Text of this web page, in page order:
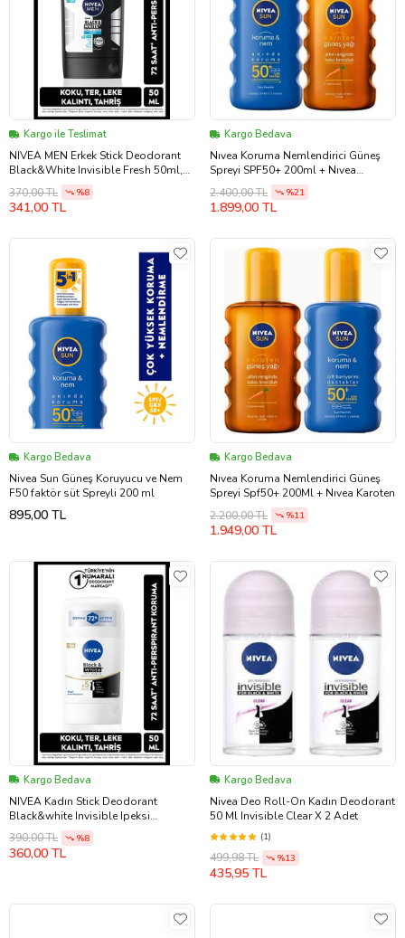
Kargo ile Teslimat
NIVEA MEN Erkek Stick Deodorant
Black&White Invisible Fresh 50ml,
72 Saat Anti-perspirant Ter
Koruması
370,00 TL %8
341,00 TL
Kargo Bedava
Nıvea Koruma Nemlendirici Güneş
Spreyi SPF50+ 200ml + Nıvea
Karoten Güneş Yağı 200 ml Sprey
2.400,00 TL %21
1.899,00 TL
Kargo Bedava
Nivea Sun Güneş Koruyucu ve Nem
F50 faktör süt Spreyli 200 ml
895,00 TL
Kargo Bedava
Nıvea Koruma Nemlendirici Güneş
Spreyi Spf50+ 200Ml + Nıvea Karoten
2.200,00 TL
%11
1.949,00 TL
Kargo Bedava
NIVEA Kadın Stick Deodorant
Black&white Invisible Ipeksi
Pürüzsüzlük 50ml, 72 Saat Anti-
perspirant Koruma
390,00 TL %8
360,00 TL
Kargo Bedava
Nivea Deo Roll-On Kadın Deodorant
50 Ml Invisible Clear X 2 Adet
(1)
499,98 TL %13
435,95 TL